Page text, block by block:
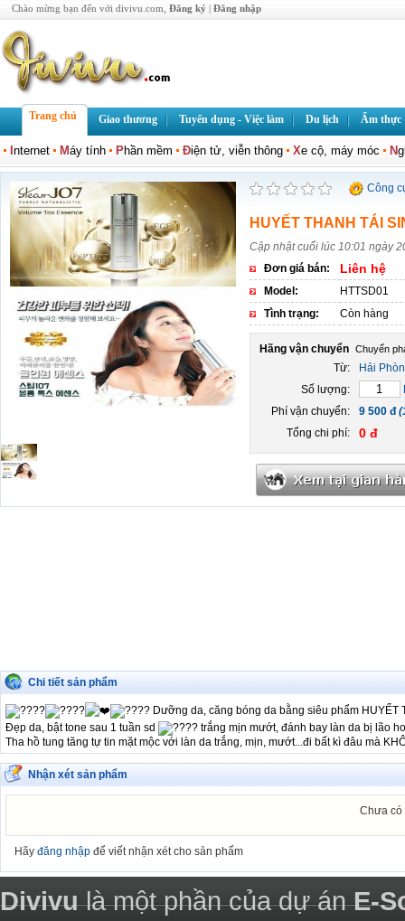
Chào mừng bạn đến với divivu.com, Đăng ký | Đăng nhập
Trang chủ Giao thương Tuyển dụng - Việc làm Du lịch Ẩm thực
nternet Máy tính Phần mềm Điện tử, viễn thông Xe cộ, máy móc N
Công
HUYẾT THANH TÁI
Cập nhật cuối lúc 10:01 ngày
Đơn giá bán:
Liên hệ
Model:
HTTSD01
Tình trạng:
Còn hàng
Hãng vận chuyển
Từ:
Hải
Số lượng:
Phí vận chuyển:
9 500 đ
Tổng chi phí:
0 đ
Chi tiết sản phẩm
Dưỡng da, căng bóng da bằng siêu phẩm HUYẾT
Đẹp da, bật tone sau 1 tuần sd
trắng mịn mướt, đánh bay làn da bị lão
Tha hồ tung tăng tự tin mặt mộc với làn da trắng, mịn, mướt...đi bất kì đâu mà
Nhận xét sản phẩm
Chưa có
Hãy đăng nhập để viết nhận xét cho sản phẩm
Divivulà một phần của dự ánE-